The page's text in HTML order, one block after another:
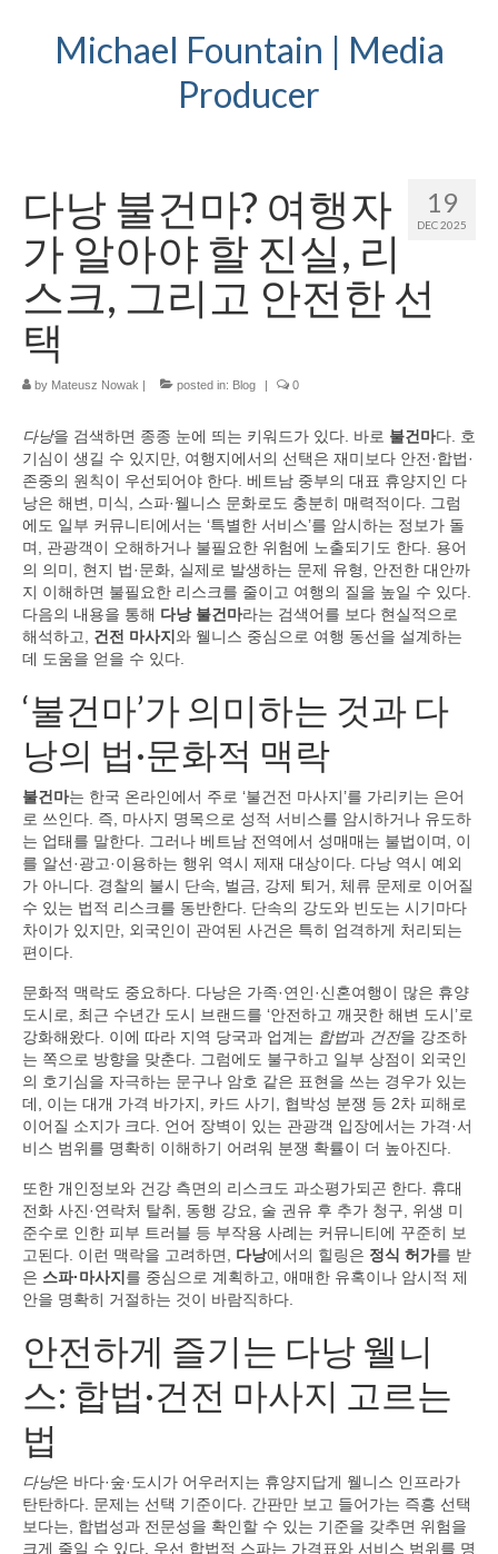
Michael Fountain | Media
Producer
19
DEC 2025
다낭 불건마? 여행자
가 알아야 할 진실, 리
스크, 그리고 안전한 선
택
by Mateusz Nowak | posted in: Blog | 0
다낭을 검색하면 종종 눈에 띄는 키워드가 있다. 바로 불건마다. 호
기심이 생길 수 있지만, 여행지에서의 선택은 재미보다 안전·합법·
존중의 원칙이 우선되어야 한다. 베트남 중부의 대표 휴양지인 다
낭은 해변, 미식, 스파·웰니스 문화로도 충분히 매력적이다. 그럼
에도 일부 커뮤니티에서는 ‘특별한 서비스’를 암시하는 정보가 돌
며, 관광객이 오해하거나 불필요한 위험에 노출되기도 한다. 용어
의 의미, 현지 법·문화, 실제로 발생하는 문제 유형, 안전한 대안까
지 이해하면 불필요한 리스크를 줄이고 여행의 질을 높일 수 있다.
다음의 내용을 통해 다낭 불건마라는 검색어를 보다 현실적으로
해석하고, 건전 마사지 와 웰니스 중심으로 여행 동선을 설계하는
데 도움을 얻을 수 있다.
‘불건마’가 의미하는 것과 다
낭의 법·문화적 맥락
불건마는 한국 온라인에서 주로 ‘불건전 마사지’를 가리키는 은어
로 쓰인다. 즉, 마사지 명목으로 성적 서비스를 암시하거나 유도하
는 업태를 말한다. 그러나 베트남 전역에서 성매매는 불법이며, 이
를 알선·광고·이용하는 행위 역시 제재 대상이다. 다낭 역시 예외
가 아니다. 경찰의 불시 단속, 벌금, 강제 퇴거, 체류 문제로 이어질
수 있는 법적 리스크를 동반한다. 단속의 강도와 빈도는 시기마다
차이가 있지만, 외국인이 관여된 사건은 특히 엄격하게 처리되는
편이다.
문화적 맥락도 중요하다. 다낭은 가족·연인·신혼여행이 많은 휴양
도시로, 최근 수년간 도시 브랜드를 ‘안전하고 깨끗한 해변 도시’로
강화해왔다. 이에 따라 지역 당국과 업계는 합법과 건전을 강조하
는 쪽으로 방향을 맞춘다. 그럼에도 불구하고 일부 상점이 외국인
의 호기심을 자극하는 문구나 암호 같은 표현을 쓰는 경우가 있는
데, 이는 대개 가격 바가지, 카드 사기, 협박성 분쟁 등 2차 피해로
이어질 소지가 크다. 언어 장벽이 있는 관광객 입장에서는 가격·서
비스 범위를 명확히 이해하기 어려워 분쟁 확률이 더 높아진다.
또한 개인정보와 건강 측면의 리스크도 과소평가되곤 한다. 휴대
전화 사진·연락처 탈취, 동행 강요, 술 권유 후 추가 청구, 위생 미
준수로 인한 피부 트러블 등 부작용 사례는 커뮤니티에 꾸준히 보
고된다. 이런 맥락을 고려하면, 다낭에서의 힐링은 정식 허가를 받
은 스파·마사지 를 중심으로 계획하고, 애매한 유혹이나 암시적 제
안을 명확히 거절하는 것이 바람직하다.
안전하게 즐기는 다낭 웰니
스: 합법·건전 마사지 고르는
법
다낭은 바다·숲·도시가 어우러지는 휴양지답게 웰니스 인프라가
탄탄하다. 문제는 선택 기준이다. 간판만 보고 들어가는 즉흥 선택
보다는, 합법성과 전문성을 확인할 수 있는 기준을 갖추면 위험을
크게 줄일 수 있다. 우선 합법적 스파는 가격표와 서비스 범위를 명